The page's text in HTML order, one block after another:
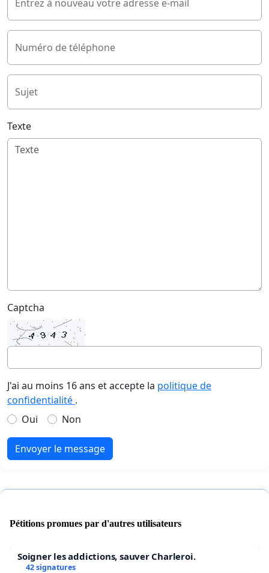
Entrez à nouveau votre adresse e-mail
Numéro de téléphone
Sujet
Texte
Captcha
J'ai au moins 16 ans et accepte la politique de
confidentialité .
Oui
Non
Envoyer le message
Pétitions promues par d'autres utilisateurs
Soigner les addictions, sauver Charleroi.
42 signatures